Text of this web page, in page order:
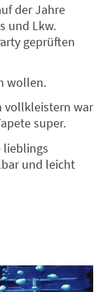
der Jahre
und Lkw.
geprüften
wollen.
vollkleistern war
super.
lieblings
und leicht